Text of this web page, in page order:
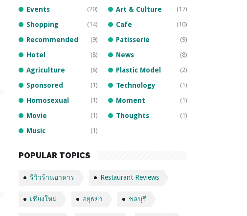
Events (20) Art & Culture (17)
Shopping (14) Cafe (10)
Recommended (9) Patisserie (9)
Hotel (8) News (8)
Agriculture (6) Plastic Model (2)
Sponsored (1) Technology (1)
Homosexual (1) Moment (1)
Movie (1) Thoughts (1)
Music (1)
POPULAR TOPICS
รีวิวร้านอาหาร Restaurant Reviews
เชียงใหม่ อยุธยา ชลบุรี